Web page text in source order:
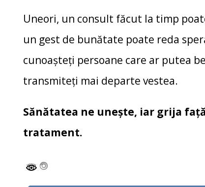
Uneori, un consult făcut la timp
un gest de bunătate poate reda
cunoașteți persoane care ar putea
transmiteți mai departe vestea.
Sănătatea ne unește, iar grija
tratament.